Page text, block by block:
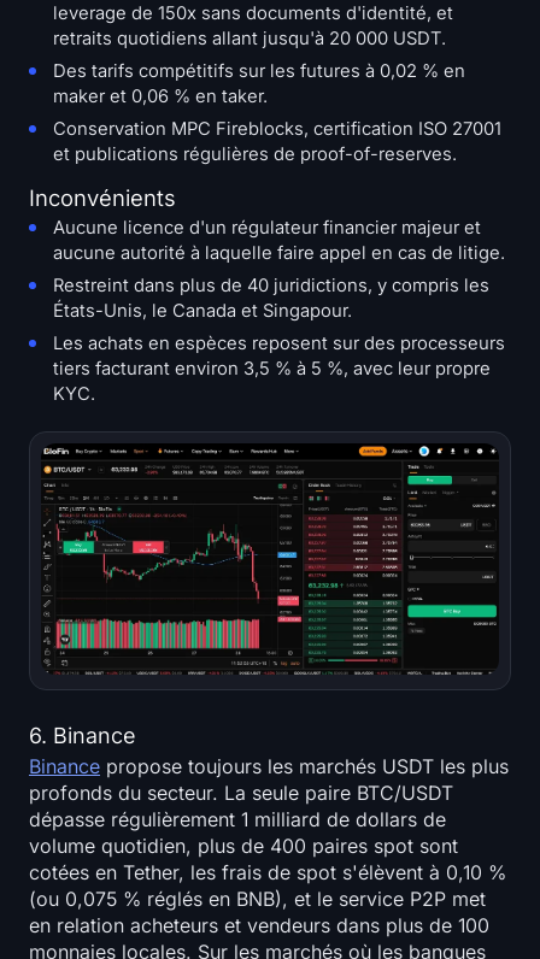
leverage de 150x sans documents d'identité, et
retraits quotidiens allant jusqu'à 20 000 USDT.
Des tarifs compétitifs sur les futures à 0,02 % en
maker et 0,06 % en taker.
Conservation MPC Fireblocks, certification ISO 27001
et publications régulières de proof-of-reserves.
Inconvénients
Aucune licence d'un régulateur financier majeur et
aucune autorité à laquelle faire appel en cas de litige.
Restreint dans plus de 40 juridictions, y compris les
États-Unis, le Canada et Singapour.
Les achats en espèces reposent sur des processeurs
tiers facturant environ 3,5 % à 5 %, avec leur propre
KYC.
6. Binance
Binance propose toujours les marchés USDT les plus
profonds du secteur. La seule paire BTC/USDT
dépasse régulièrement 1 milliard de dollars de
volume quotidien, plus de 400 paires spot sont
cotées en Tether, les frais de spot s'élèvent à 0,10 %
(ou 0,075 % réglés en BNB), et le service P2P met
en relation acheteurs et vendeurs dans plus de 100
monnaies locales. Sur les marchés où les banques